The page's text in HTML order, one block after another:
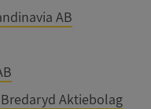
AB
Aktiebolag